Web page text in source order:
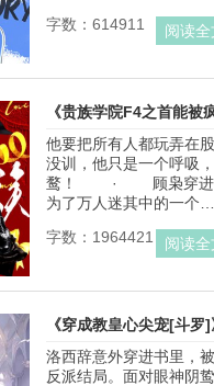
字数：614911
阅读全
《贵族学院F4之首能被
他要把所有人都玩弄在
没训，他只是一个呼吸
鹜！ · 顾枭穿进一
为了万人迷其中的一个
字数：1964421
阅读全
《穿成教皇心尖宠[斗罗]
洛西辞意外穿进书里，
反派结局。面对眼神阴